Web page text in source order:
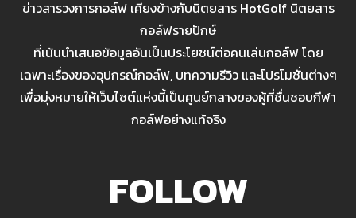
ข่าวสารวงการกอล์ฟ เคียงข้างกับนิตยสาร HotGolf นิตยสาร
กอล์ฟรายปักษ์
ที่เน้นนำเสนอข้อมูลอันเป็นประโยชน์ต่อคนเล่นกอล์ฟ โดย
เฉพาะเรื่องของอุปกรณ์กอล์ฟ, บทความรีวิว และโปรโมชั่นต่างๆ
เพื่อมุ่งหมายให้เว็บไซต์แห่งนี้เป็นศูนย์กลางของผู้ที่ชื่นชอบกีฬา
กอล์ฟอย่างแท้จริง
FOLLOW